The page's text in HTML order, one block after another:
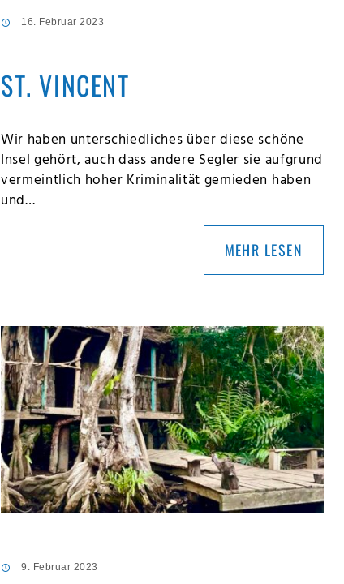
16. Februar 2023
ST. VINCENT
Wir haben unterschiedliches über diese schöne
Insel gehört, auch dass andere Segler sie aufgrund
vermeintlich hoher Kriminalität gemieden haben
und…
MEHR LESEN
9. Februar 2023